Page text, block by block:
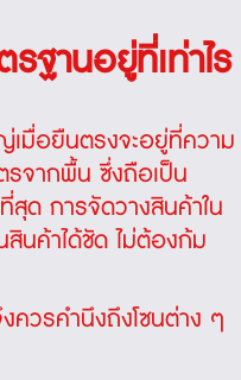
ฐานอยู่ที่เท่าไร
เมื่อยืนตรงจะอยู่ที่ความ
รจากพื้น ซึ่งถือเป็น
สุด การจัดวางสินค้าใน
สินค้าได้ชัด ไม่ต้องก้ม
ควรคำนึงถึงโซนต่าง ๆ